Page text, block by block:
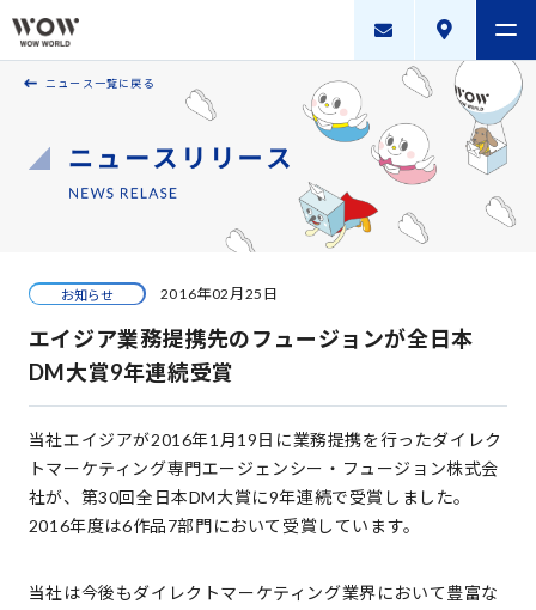
会社案内
採用案内
WOW WORLD GROUP
お問い合わせ ｜ 個人情報保護方針 ｜ 情報セキュリティ方針 ｜
新規お取引に関する留意事項｜ サイトマップ
Copyright © WOW WORLD Inc. All Rights Reserved.
ニュース一覧に戻る
お知らせ 2016年02月25日
エイジア業務提携先のフュージョンが全日本
DM大賞9年連続受賞
当社エイジアが2016年1月19日に業務提携を行ったダイレク
トマーケティング専門エージェンシー・フュージョン株式会
社が、第30回全日本DM大賞に9年連続で受賞しました。
2016年度は6作品7部門において受賞しています。
当社は今後もダイレクトマーケティング業界において豊富な